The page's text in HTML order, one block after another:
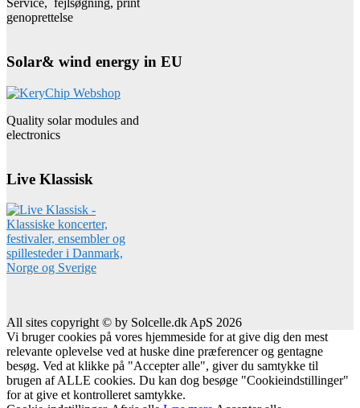
Service, fejlsøgning, print
genoprettelse
Solar& wind energy in EU
Quality solar modules and
electronics
Live Klassisk
All sites copyright © by Solcelle.dk ApS 2026
Vi bruger cookies på vores hjemmeside for at give dig den mest
relevante oplevelse ved at huske dine præferencer og gentagne
besøg. Ved at klikke på "Accepter alle", giver du samtykke til
brugen af ALLE cookies. Du kan dog besøge "Cookieindstillinger"
for at give et kontrolleret samtykke.